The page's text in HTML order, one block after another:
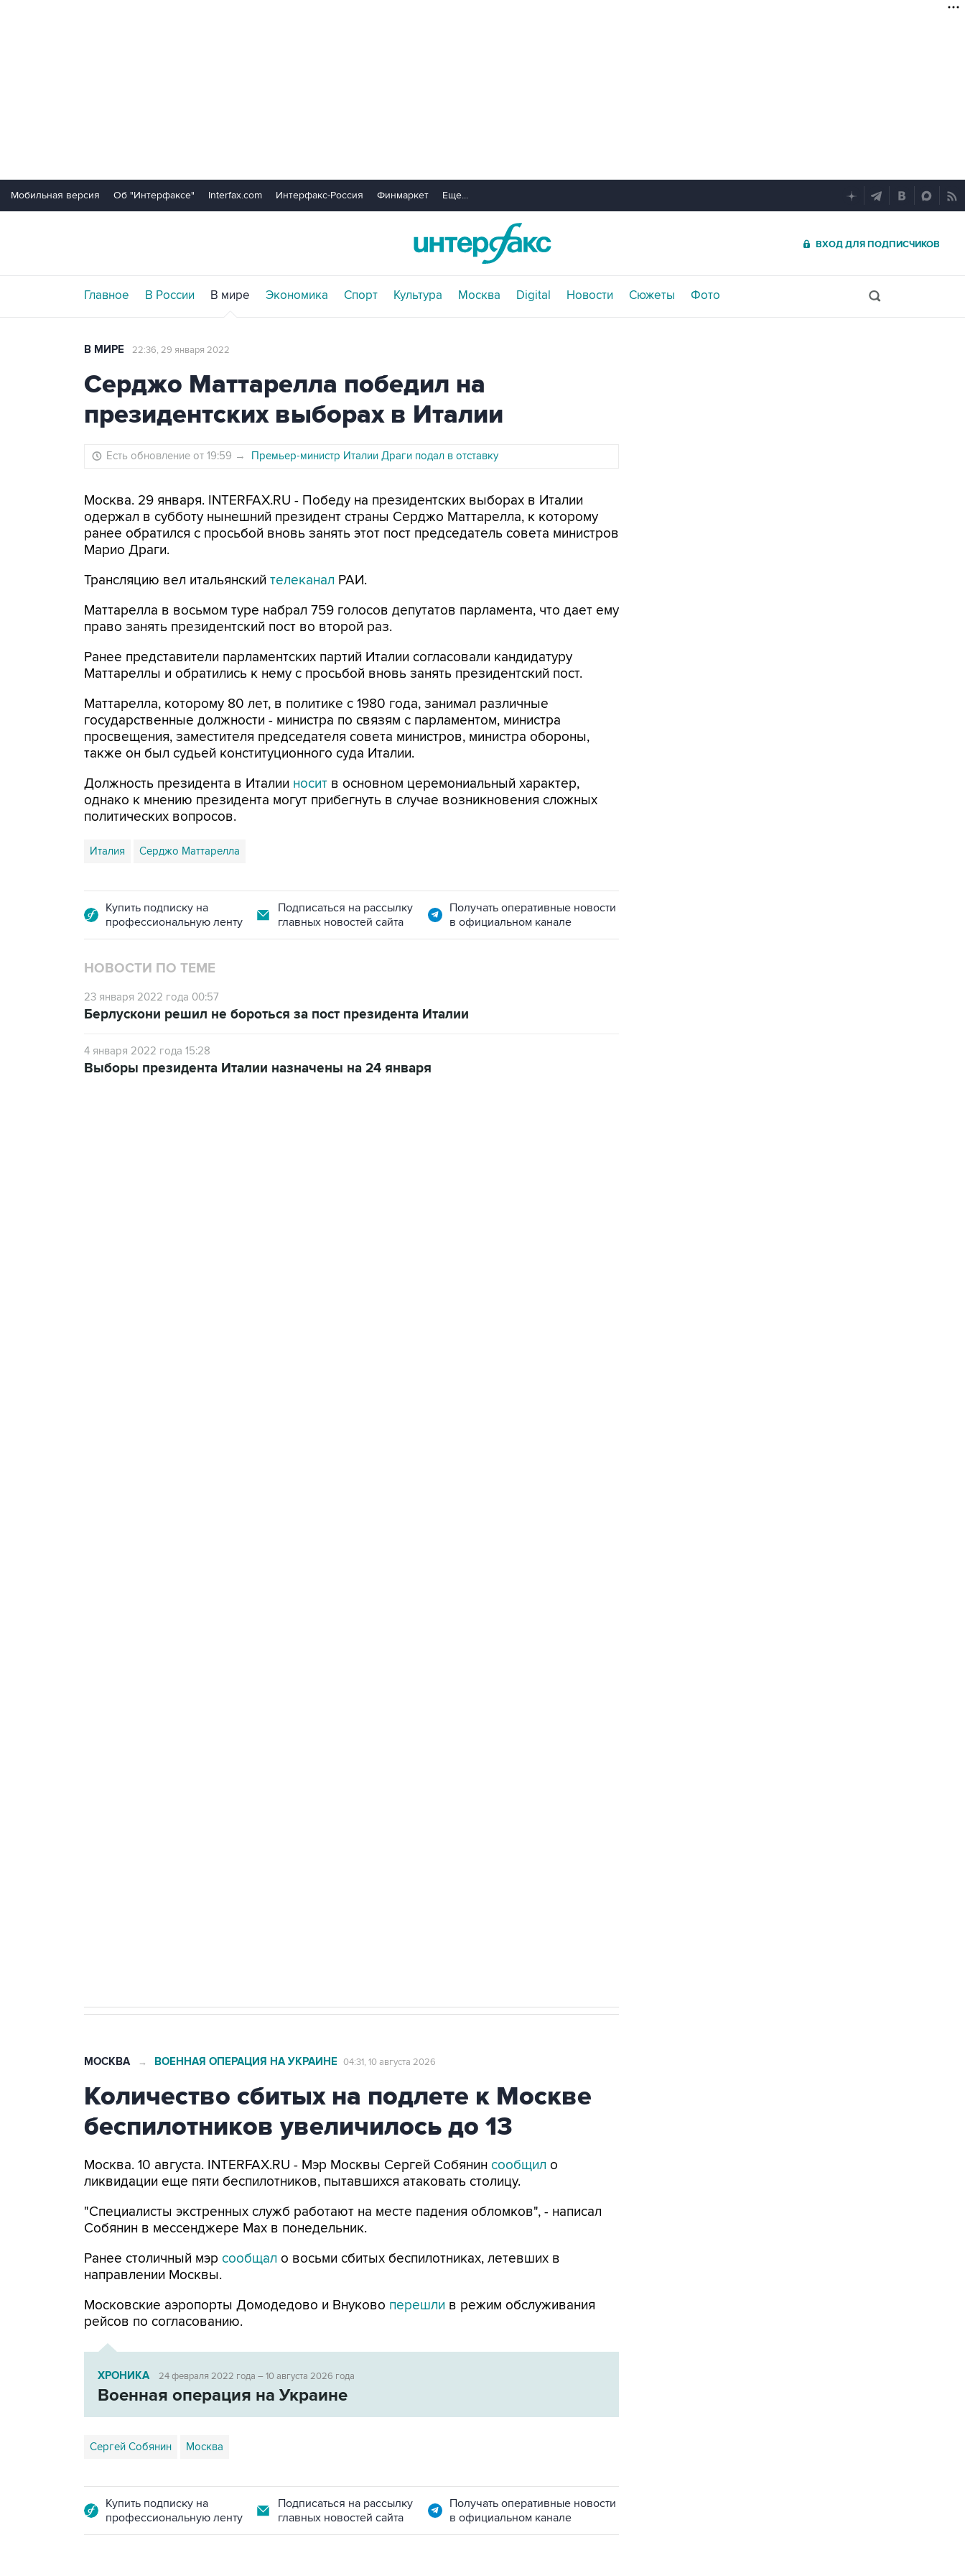
Мобильная версия Об "Интерфаксе" Interfax.com Интерфакс-Россия Финмаркет Еще...
ВХОД ДЛЯ ПОДПИСЧИКОВ
Главное В России В мире Экономика Спорт Культура Москва Digital Новости Сюжеты Фото
В МИРЕ 22:36, 29 января 2022
Серджо Маттарелла победил на
президентских выборах в Италии
Есть обновление от 19:59 → Премьер-министр Италии Драги подал в отставку
Москва. 29 января. INTERFAX.RU - Победу на президентских выборах в Италии
одержал в субботу нынешний президент страны Серджо Маттарелла, к которому
ранее обратился с просьбой вновь занять этот пост председатель совета министров
Марио Драги.
Трансляцию вел итальянский телеканал РАИ.
Маттарелла в восьмом туре набрал 759 голосов депутатов парламента, что дает ему
право занять президентский пост во второй раз.
Ранее представители парламентских партий Италии согласовали кандидатуру
Маттареллы и обратились к нему с просьбой вновь занять президентский пост.
Маттарелла, которому 80 лет, в политике с 1980 года, занимал различные
государственные должности - министра по связям с парламентом, министра
просвещения, заместителя председателя совета министров, министра обороны,
также он был судьей конституционного суда Италии.
Должность президента в Италии носит в основном церемониальный характер,
однако к мнению президента могут прибегнуть в случае возникновения сложных
политических вопросов.
Италия Серджо Маттарелла
Купить подписку на
профессиональную ленту
Подписаться на рассылку
главных новостей сайта
Получать оперативные новости
в официальном канале
НОВОСТИ ПО ТЕМЕ
23 января 2022 года 00:57
Берлускони решил не бороться за пост президента Италии
4 января 2022 года 15:28
Выборы президента Италии назначены на 24 января
МОСКВА → ВОЕННАЯ ОПЕРАЦИЯ НА УКРАИНЕ 04:31, 10 августа 2026
Количество сбитых на подлете к Москве
беспилотников увеличилось до 13
Москва. 10 августа. INTERFAX.RU - Мэр Москвы Сергей Собянин сообщил о
ликвидации еще пяти беспилотников, пытавшихся атаковать столицу.
"Специалисты экстренных служб работают на месте падения обломков", - написал
Собянин в мессенджере Max в понедельник.
Ранее столичный мэр сообщал о восьми сбитых беспилотниках, летевших в
направлении Москвы.
Московские аэропорты Домодедово и Внуково перешли в режим обслуживания
рейсов по согласованию.
ХРОНИКА 24 февраля 2022 года – 10 августа 2026 года
Военная операция на Украине
Сергей Собянин Москва
Купить подписку на
профессиональную ленту
Подписаться на рассылку
главных новостей сайта
Получать оперативные новости
в официальном канале